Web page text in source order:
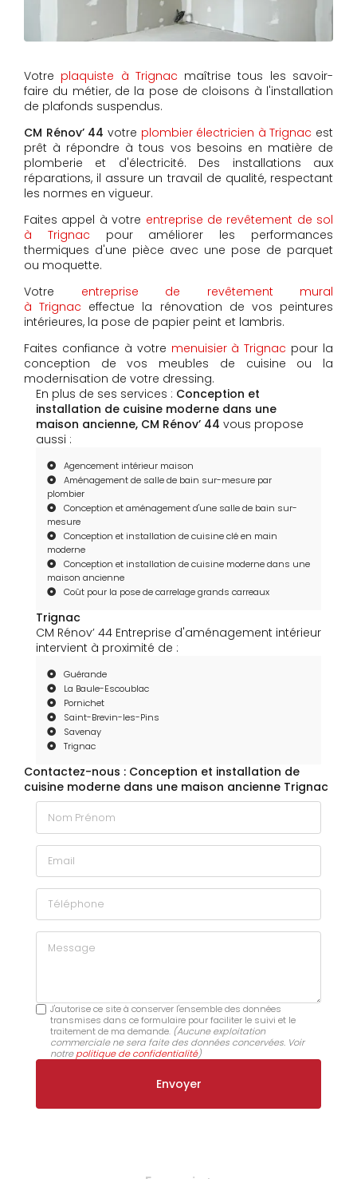
Votre plaquiste à Trignac maîtrise tous les savoir-
faire du métier, de la pose de cloisons à l'installation
de plafonds suspendus.
CM Rénov’ 44 votre plombier électricien à Trignac est
prêt à répondre à tous vos besoins en matière de
plomberie et d'électricité. Des installations aux
réparations, il assure un travail de qualité, respectant
les normes en vigueur.
Faites appel à votre entreprise de revêtement de sol
à Trignac pour améliorer les performances
thermiques d'une pièce avec une pose de parquet
ou moquette.
Votre entreprise de revêtement mural
à Trignac effectue la rénovation de vos peintures
intérieures, la pose de papier peint et lambris.
Faites confiance à votre menuisier à Trignac pour la
conception de vos meubles de cuisine ou la
modernisation de votre dressing.
En plus de ses services : Conception et
installation de cuisine moderne dans une
maison ancienne, CM Rénov’ 44 vous propose
aussi :
Agencement intérieur maison
Aménagement de salle de bain sur-mesure par
plombier
Conception et aménagement d'une salle de bain sur-
mesure
Conception et installation de cuisine clé en main
moderne
Conception et installation de cuisine moderne dans une
maison ancienne
Coût pour la pose de carrelage grands carreaux
Trignac
CM Rénov’ 44 Entreprise d'aménagement intérieur
intervient à proximité de :
Guérande
La Baule-Escoublac
Pornichet
Saint-Brevin-les-Pins
Savenay
Trignac
Contactez-nous : Conception et installation de
cuisine moderne dans une maison ancienne Trignac
Nom Prénom
Email
Téléphone
Message
J'autorise ce site à conserver l'ensemble des données
transmises dans ce formulaire pour faciliter le suivi et le
traitement de ma demande. (Aucune exploitation
commerciale ne sera faite des données concervées. Voir
notrepolitique de confidentialité)